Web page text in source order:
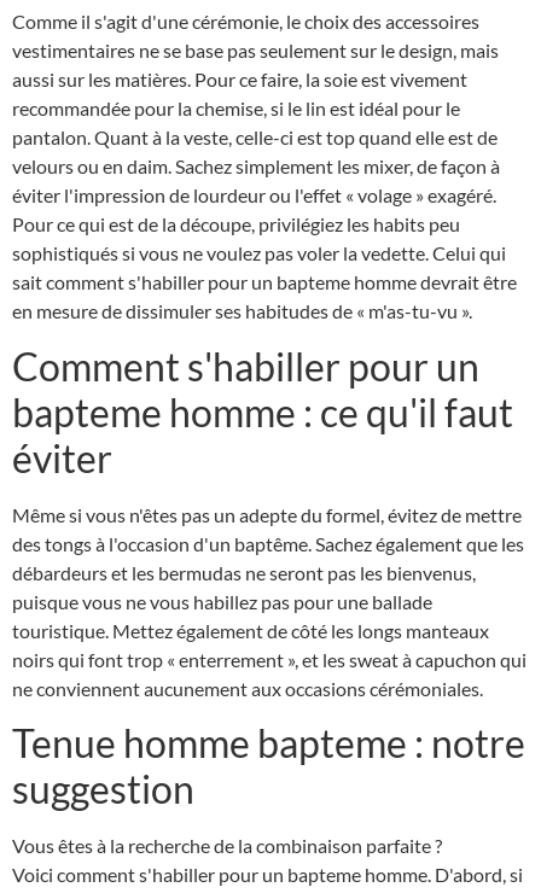
Comme il s'agit d'une cérémonie, le choix des accessoires
vestimentaires ne se base pas seulement sur le design, mais
aussi sur les matières. Pour ce faire, la soie est vivement
recommandée pour la chemise, si le lin est idéal pour le
pantalon. Quant à la veste, celle-ci est top quand elle est de
velours ou en daim. Sachez simplement les mixer, de façon à
éviter l'impression de lourdeur ou l'effet « volage » exagéré.
Pour ce qui est de la découpe, privilégiez les habits peu
sophistiqués si vous ne voulez pas voler la vedette. Celui qui
sait comment s'habiller pour un bapteme homme devrait être
en mesure de dissimuler ses habitudes de « m'as-tu-vu ».
Comment s'habiller pour un
bapteme homme : ce qu'il faut
éviter
Même si vous n'êtes pas un adepte du formel, évitez de mettre
des tongs à l'occasion d'un baptême. Sachez également que les
débardeurs et les bermudas ne seront pas les bienvenus,
puisque vous ne vous habillez pas pour une ballade
touristique. Mettez également de côté les longs manteaux
noirs qui font trop « enterrement », et les sweat à capuchon qui
ne conviennent aucunement aux occasions cérémoniales.
Tenue homme bapteme : notre
suggestion
Vous êtes à la recherche de la combinaison parfaite ?
Voici comment s'habiller pour un bapteme homme. D'abord, si